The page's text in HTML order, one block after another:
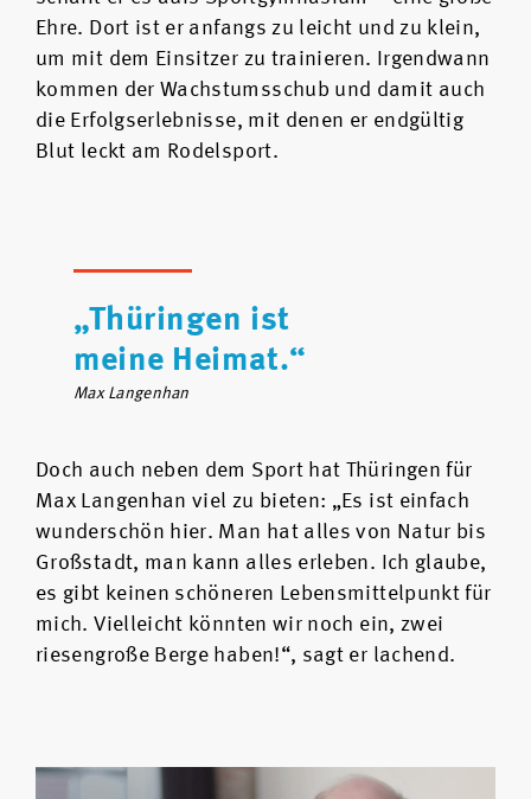
Ehre. Dort ist er anfangs zu leicht und zu klein,
um mit dem Einsitzer zu trainieren. Irgendwann
kommen der Wachstumsschub und damit auch
die Erfolgserlebnisse, mit denen er endgültig
Blut leckt am Rodelsport.
„Thüringen ist
meine Heimat.“
Max Langenhan
Doch auch neben dem Sport hat Thüringen für
Max Langenhan viel zu bieten: „Es ist einfach
wunderschön hier. Man hat alles von Natur bis
Großstadt, man kann alles erleben. Ich glaube,
es gibt keinen schöneren Lebensmittelpunkt für
mich. Vielleicht könnten wir noch ein, zwei
riesengroße Berge haben!“, sagt er lachend.